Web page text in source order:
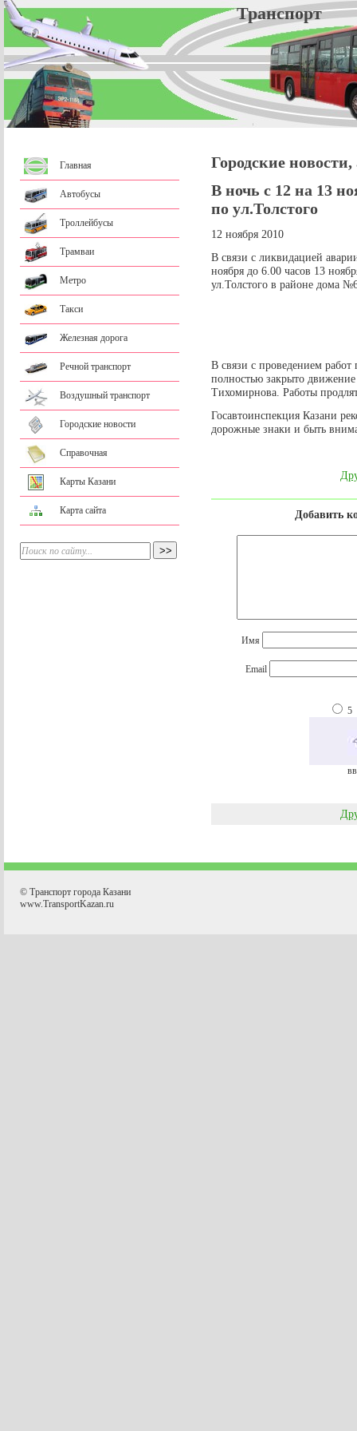
Главная
Автобусы
Троллейбусы
Трамваи
Метро
Такси
Железная дорога
Речной транспорт
Воздушный транспорт
Городские новости
Справочная
Карты Казани
Карта сайта
Городские
В ночь с 12 на 13
по ул.Толстого
12 ноября 2010
В связи с ликвидацией
ноября до 6.00 часов 13
ул.Толстого в районе дома
В связи с проведением
полностью закрыто
Тихомирнова. Работы
Госавтоинспекция Казани
дорожные знаки и быть
Добавить
Имя
Email
5
© Транспорт города Казани
www.TransportKazan.ru